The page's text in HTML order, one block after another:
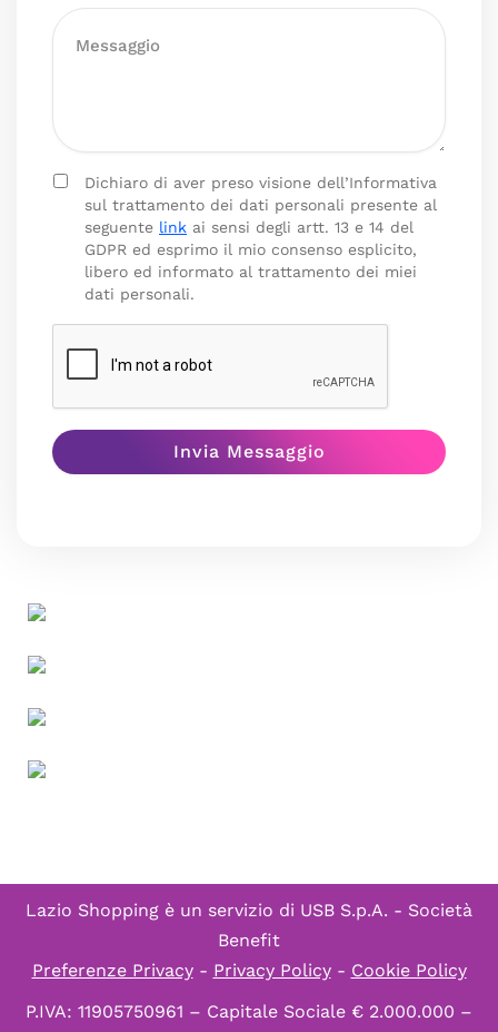
Dichiaro di aver preso visione dell’Informativa
sul trattamento dei dati personali presente al
seguente link ai sensi degli artt. 13 e 14 del
GDPR ed esprimo il mio consenso esplicito,
libero ed informato al trattamento dei miei
dati personali.
Lazio Shopping è un servizio di USB S.p.A. - Società
Benefit
Preferenze Privacy- Privacy Policy- Cookie Policy
P.IVA: 11905750961 – Capitale Sociale € 2.000.000 –